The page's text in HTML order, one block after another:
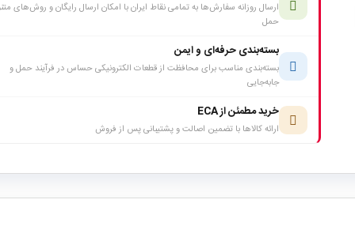
ارسال روزانه سفارش‌ها به تمامی نقاط ایران با امکان ارسال رایگان و روش‌های
حمل
بسته‌بندی حرفه‌ای و ایمن
بسته‌بندی مناسب برای محافظت از قطعات الکترونیکی حساس در فرآیند حمل و
جابه‌جایی
خرید مطمئن از ECA
ارائه کالاها با تضمین اصالت و پشتیبانی پس از فروش